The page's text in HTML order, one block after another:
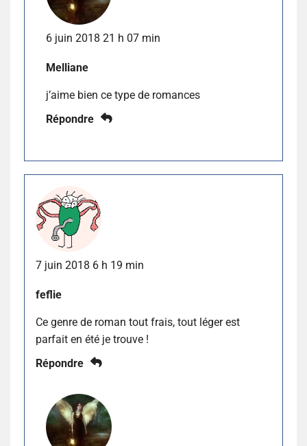
6 juin 2018 21 h 07 min
Melliane
j’aime bien ce type de romances
Répondre
7 juin 2018 6 h 19 min
feflie
Ce genre de roman tout frais, tout léger est
parfait en été je trouve !
Répondre